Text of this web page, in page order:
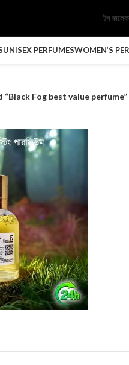
টপ
UNISEX PERFUMESWOMEN’S
Fog best value perfume”